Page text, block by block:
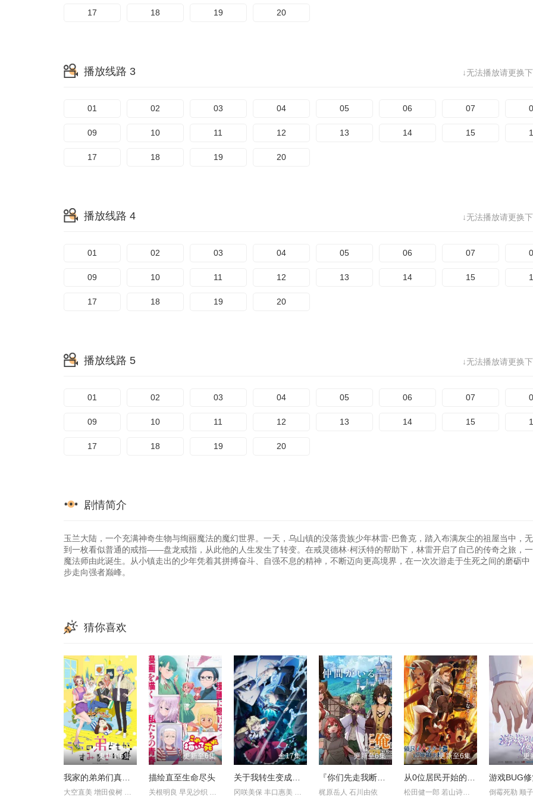
17 18 19 20
↓无法播放请更换
播放线路 3
01 02 03 04 05 06 07
09 10 11 12 13 14 15
17 18 19 20
↓无法播放请更换
播放线路 4
01 02 03 04 05 06 07
09 10 11 12 13 14 15
17 18 19 20
↓无法播放请更换
播放线路 5
01 02 03 04 05 06 07
09 10 11 12 13 14 15
17 18 19 20
剧情简介
玉兰大陆，一个充满神奇生物与绚丽魔法的魔幻世界。一天，乌山镇的没落贵族少年林雷·巴鲁克，踏入布满灰尘的祖屋当中，
到一枚看似普通的戒指——盘龙戒指，从此他的人生发生了转变。在戒灵德林·柯沃特的帮助下，林雷开启了自己的传奇之旅，
魔法师由此诞生。从小镇走出的少年凭着其拼搏奋斗、自强不息的精神，不断迈向更高境界，在一次次游走于生死之间的磨砺中
步走向强者巅峰。
猜你喜欢
更新至6集
我家的弟弟们真是让您费心了
大空直美 增田俊树 八代拓
更新至6集
描绘直至生命尽头
关根明良 早见沙织 仁见纱绫
全17集
关于我转生变成史莱姆这档事第四季
冈咲美保 丰口惠美 前野智昭 古川慎 千本木彩花 市道真央 江口拓
更新至6集
『你们先走我断后』，于是10年后我成为了传说
梶原岳人 石川由依
更新至6集
从0位居民开始的边境领主大人
松田健一郎 若山诗音 坂泰斗
更
游戏BUG修
倒霉死勒 顺子